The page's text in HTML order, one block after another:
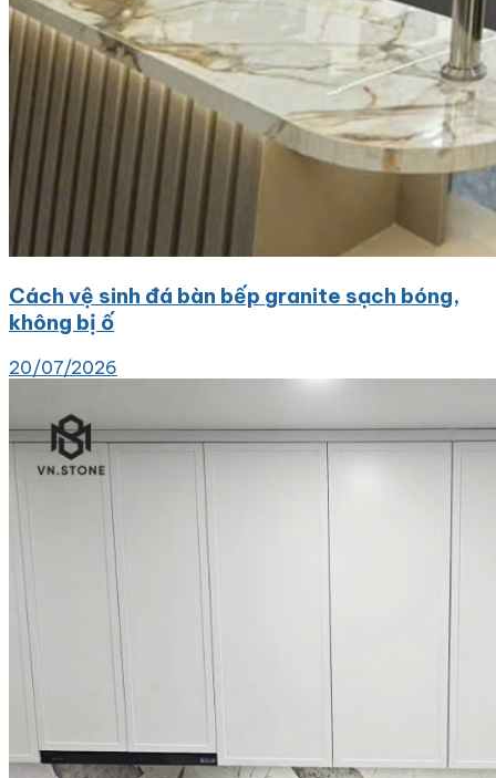
Cách vệ sinh đá bàn bếp granite sạch bóng,
không bị ố
20/07/2026